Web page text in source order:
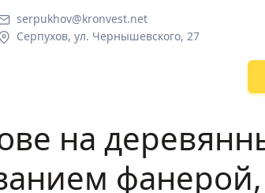
serpukhov@kronvest.net
Серпухов, ул. Чернышевского, 27
на